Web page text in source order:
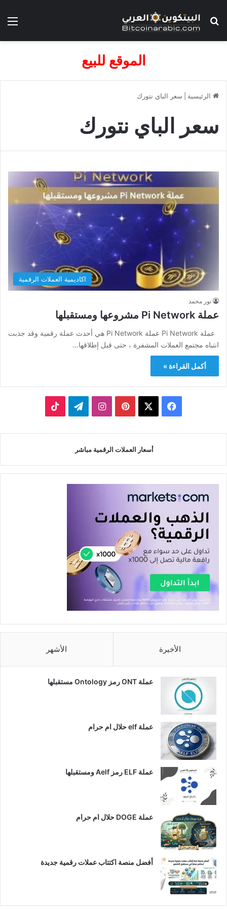
بحث عن
الموقع للبيع
الرئيسية سعر الباي نتورك
سعر الباي نتورك
اكاديمية العملات الرقمية
نور محمد
عملة Pi Network مشروعها ومستقبلها
عملة Pi Network عملة Pi Network هي أحدث عملة رقمية وقد جذبت
انتباه مجتمع العملات المشفرة ، حتى قبل إطلاقها…
أكمل القراءة »
فيسبوك بينتيريستانستقرامتيلقرام
أسعار العملات الرقمية مباشر
الأخيرة الأشهر
عملة ONT رمز Ontology مستقبلها
عملة elf حلال ام حرام
عملة ELF رمز Aelf ومستقبلها
عملة DOGE حلال ام حرام
أفضل منصة اكتتاب عملات رقمية جديدة